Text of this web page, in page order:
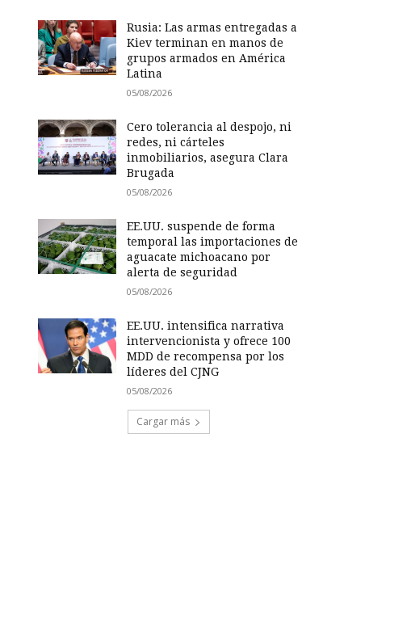
Rusia: Las armas entregadas a
Kiev terminan en manos de
grupos armados en América
Latina
05/08/2026
Cero tolerancia al despojo, ni
redes, ni cárteles
inmobiliarios, asegura Clara
Brugada
05/08/2026
EE.UU. suspende de forma
temporal las importaciones de
aguacate michoacano por
alerta de seguridad
05/08/2026
EE.UU. intensifica narrativa
intervencionista y ofrece 100
MDD de recompensa por los
líderes del CJNG
05/08/2026
Cargar más